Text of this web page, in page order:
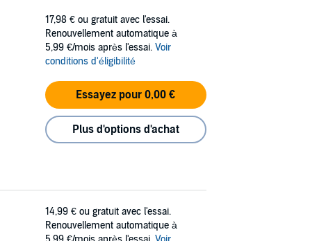
17,98 € ou gratuit avec l'essai.
Renouvellement automatique à
5,99 €/mois après l'essai. Voir
conditions d'éligibilité
Essayez pour 0,00 €
Plus d'options d'achat
14,99 € ou gratuit avec l'essai.
Renouvellement automatique à